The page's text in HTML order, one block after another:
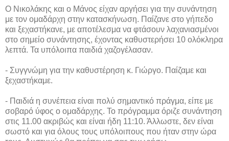
Ο Νικολάκης και ο Μάνος είχαν αργήσει για την συνάντηση
με τον ομαδάρχη στην κατασκήνωση. Παίζανε στο γήπεδο
και ξεχαστήκανε, με αποτέλεσμα να φτάσουν λαχανιασμένοι
στο σημείο συνάντησης, έχοντας καθυστερήσει 10 ολόκληρα
λεπτά. Τα υπόλοιπα παιδιά χαζογέλασαν.
- Συγγνώμη για την καθυστέρηση κ. Γιώργο. Παίζαμε και
ξεχαστήκαμε.
- Παιδιά η συνέπεια είναι πολύ σημαντικό πράγμα, είπε με
σοβαρό ύφος ο ομαδάρχης. Το πρόγραμμα όριζε συνάντηση
στις 11.00 ακριβώς και είναι ήδη 11:10. Άλλωστε, δεν είναι
σωστό και για όλους τους υπόλοιπους που ήταν στην ώρα